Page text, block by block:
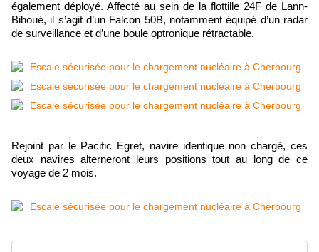
également déployé. Affecté au sein de la flottille 24F de Lann-
Bihoué, il s’agit d’un Falcon 50B, notamment équipé d’un radar
de surveillance et d’une boule optronique rétractable.
Rejoint par le Pacific Egret, navire identique non chargé, ces
deux navires alterneront leurs positions tout au long de ce
voyage de 2 mois.